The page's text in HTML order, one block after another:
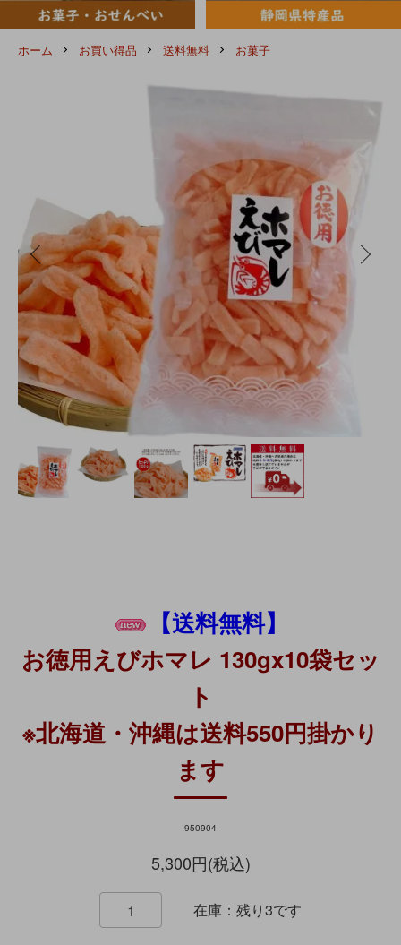
ホーム お買い得品 送料無料 お菓子
【送料無料】
お徳用えびホマレ 130gx10袋セッ
ト
※北海道・沖縄は送料550円掛かり
ます
950904
5,300円(税込)
在庫：残り3です